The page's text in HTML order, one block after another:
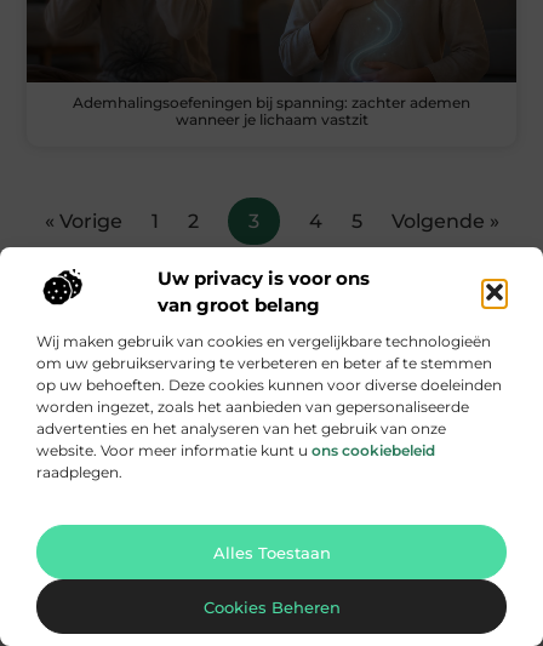
Uw privacy is voor ons
van groot belang
Wij maken gebruik van cookies en vergelijkbare technologieën
om uw gebruikservaring te verbeteren en beter af te stemmen
op uw behoeften. Deze cookies kunnen voor diverse doeleinden
worden ingezet, zoals het aanbieden van gepersonaliseerde
advertenties en het analyseren van het gebruik van onze
website. Voor meer informatie kunt u ons cookiebeleid
raadplegen.
Alles Toestaan
Cookies Beheren
Ga Naar
Ademhalingsoefeningen bij spanning: zachter ademen
wanneer je lichaam vastzit
« Vorige 1 2 3 4 5 Volgende »
Hipengezond – Jouw gids naar een gezonder leven.
inzichten.
Onze informatie